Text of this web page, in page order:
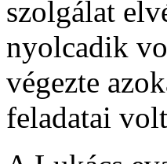
szolgálat
nyolcadik
végezte
feladatai